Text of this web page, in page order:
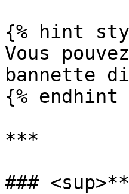
{% hint
Vous
bannette
{% endhint
***
###